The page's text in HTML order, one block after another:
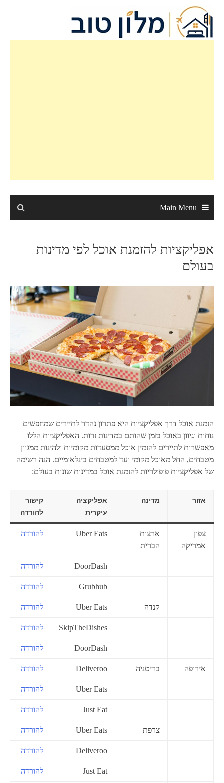
content
Main Menu
אפליקציות להזמנת אוכל לפי מדינות
בעולם
הזמנת אוכל דרך אפליקציות היא פתרון נהדר לתיירים שמחפשים
נוחות וגיוון באוכל בזמן שהותם במדינות זרות. האפליקציות הללו
מאפשרות לתיירים להזמין אוכל ממסעדות מקומיות ולהינות ממגוון
מטבחים, החל מאוכל מקומי ועד למטבחים בינלאומיים. הנה רשימה
של אפליקציות פופולריות להזמנת אוכל במדינות שונות בעולם:
אזור מדינה
אפליקציה
עיקרית
קישור
להורדה
צפון
אמריקה
ארצות
הברית
Uber Eats להורדה
DoorDash להורדה
Grubhub להורדה
קנדה Uber Eats להורדה
SkipTheDishes להורדה
DoorDash להורדה
אירופה בריטניה Deliveroo להורדה
Uber Eats להורדה
Just Eat להורדה
צרפת Uber Eats להורדה
Deliveroo להורדה
Just Eat להורדה